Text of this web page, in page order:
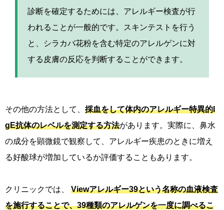
診断を確定するためには、アレルギー検査が行
われることが一般的です。スキンテストを行う
と、シラカバ花粉を含む特定のアレルゲンに対
する皮膚の反応を判断することができます。
その他の方法として、 採血をして体内のアレルギー特異的I
gE抗体のレベルを測定する方法があります。実際に、鼻水
の成分を顕微鏡で観察して、アレルギー疾患のときに増え
る好酸球が増加しているか評価することもあります。
クリニックでは、 Viewアレルギー39という名称の血液検査
を施行することで、39種類のアレルゲンを一度に調べるこ